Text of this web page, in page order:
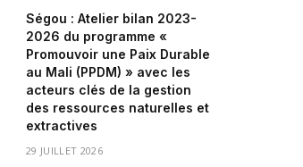
Ségou : Atelier bilan 2023-
2026 du programme «
Promouvoir une Paix Durable
au Mali (PPDM) » avec les
acteurs clés de la gestion
des ressources naturelles et
extractives
29 JUILLET 2026